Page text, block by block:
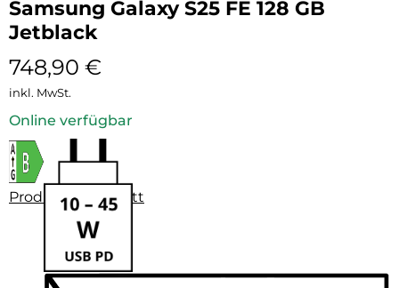
Samsung Galaxy S25 FE 128 GB
Jetblack
748,90 €
inkl. MwSt.
Online verfügbar
Produktdatenblatt